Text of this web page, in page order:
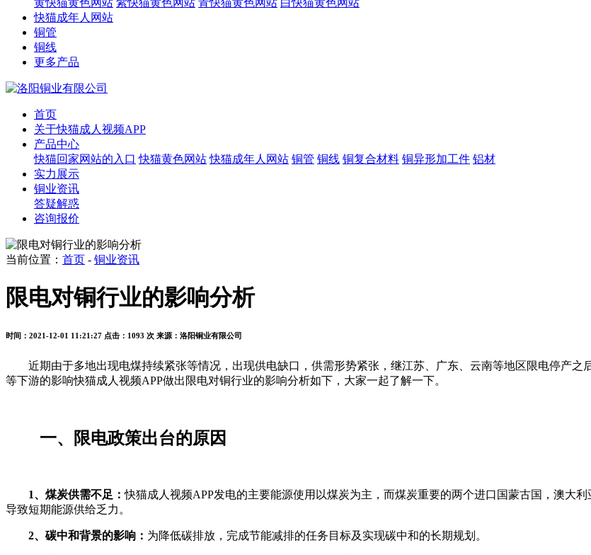
快猫成年人网站
铜管
铜线
更多产品
首页
关于快猫成人视频APP
产品中心
快猫回家网站的入口 快猫黄色网站 快猫成年人网站 铜管 铜线 铜复合材料 铜异形加工件 铝材
实力展示
铜业资讯
答疑解惑
咨询报价
当前位置： 首页 - 铜业资讯
限电对铜行业的影响分析
时间：2021-12-01 11:21:27 点击：1093 次 来源：洛阳铜业有限公司
近期由于多地出现电煤持续紧张等情况，出现供电缺口，供需形势紧张，继江苏、广东、云南等地区限电
等下游的影响快猫成人视频APP做出限电对铜行业的影响分析如下，大家一起了解一下。
一、限电政策出台的原因
1、煤炭供需不足：快猫成人视频APP发电的主要能源使用以煤炭为主，而煤炭重要的两个进口国蒙古国，澳大利亚
导致短期能源供给乏力。
2、碳中和背景的影响： 为降低碳排放，完成节能减排的任务目标及实现碳中和的长期规划。